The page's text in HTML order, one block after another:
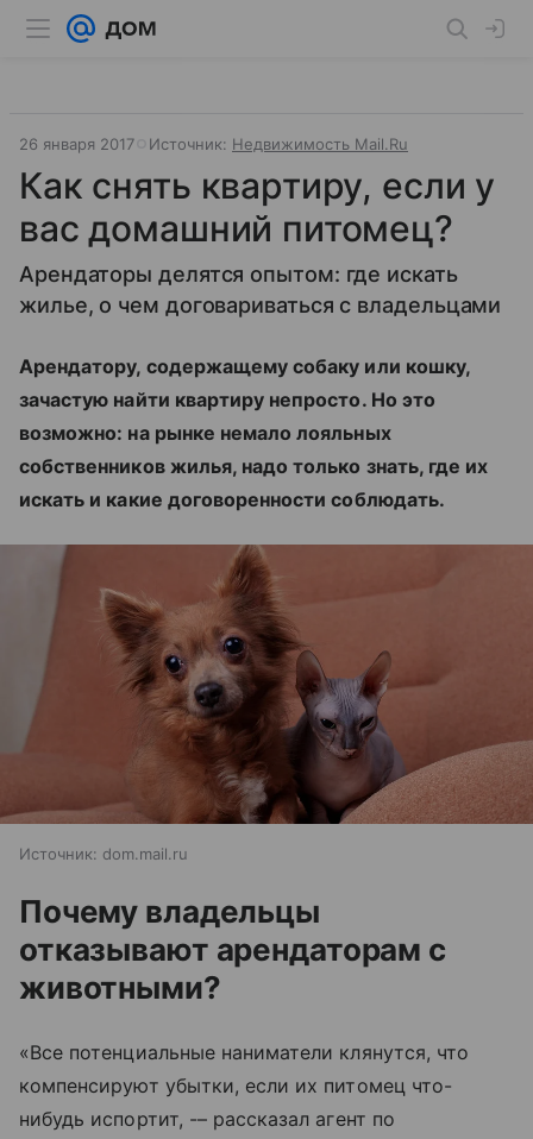
26 января 2017 Источник: Недвижимость Mail.Ru
Как снять квартиру, если у
вас домашний питомец?
Арендаторы делятся опытом: где искать
жилье, о чем договариваться с владельцами
Арендатору, содержащему собаку или кошку,
зачастую найти квартиру непросто. Но это
возможно: на рынке немало лояльных
собственников жилья, надо только знать, где их
искать и какие договоренности соблюдать.
Источник: dom.mail.ru
Почему владельцы
отказывают арендаторам с
животными?
«Все потенциальные наниматели клянутся, что
компенсируют убытки, если их питомец что-
нибудь испортит, -– рассказал агент по